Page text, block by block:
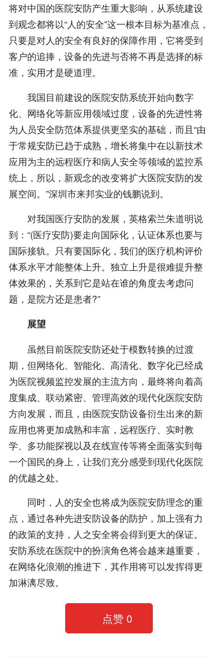
将对中国的医院安防产生重大影响，从系统建设
到观念都将以“人的安全”这一根本目标为基准点，
只要是对人的安全有良好的保障作用，它将受到
客户的追捧，设备的先进与否将不再是选择的标
准，实用才是硬道理。
我国目前建设的医院安防系统开始向数字
化、网络化等新应用领域过度，设备的先进性将
为人员安全防范体系提供更坚实的基础，而且“由
于常规安防已趋于成熟，增长将集中在以新技术
应用为主的远程医疗和病人安全等领域的监控系
统上，所以，新观念的改变将扩大医院安防的发
展空间。”深圳市来邦实业的钱鹏说到。
对我国医疗安防的发展，英格索兰朱道明说
到：“(医疗安防)要走向国际化，认证体系也要与
国际接轨。只有要国际化，我们的医疗机构评价
体系水平才能整体上升。独立上升是很难提升整
体效果的，关系到它是站在谁的角度去考虑问
题，是院方还是患者?”
展望
虽然目前医院安防还处于模数转换的过渡
期，但网络化、智能化、高清化、数字化已经成
为医院视频监控发展的主流方向，最终将向着高
度集成、联动紧密、管理高效的现代化医院安防
方向发展，而且，由医院安防设备衍生出来的新
应用也将更加成熟和丰富，远程医疗、实时教
学、多功能探视以及在线宣传等将全面落实到每
一个国民的身上，让我们充分感受到现代化医院
的优越之处。
同时，人的安全也将成为医院安防理念的重
点，通过各种先进安防设备的防护，加上强有力
的政策的支持，人之安全将会得到更大的保证。
安防系统在医院中的扮演角色将会越来越重要，
在网络化浪潮的推进下，其作用将可以发挥得更
加淋漓尽致。
点赞 0